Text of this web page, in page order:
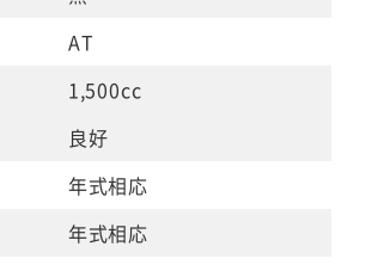
AT
1,500cc
良好
年式相応
年式相応